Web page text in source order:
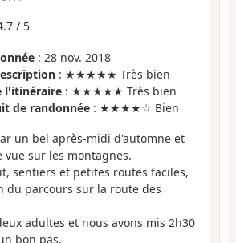
/ 5
: 28 nov. 2018
: ★★★★★ Très bien
l'itinéraire : ★★★★★ Très bien
de randonnée : ★★★★☆ Bien
un bel après-midi d'automne et
vue sur les montagnes.
sentiers et petites routes faciles,
du parcours sur la route des
adultes et nous avons mis 2h30
bon pas.